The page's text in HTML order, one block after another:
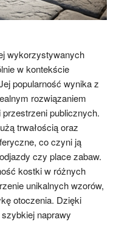
wykorzystywanych
w kontekście
popularność wynika z
rozwiązaniem
publicznych.
trwałością oraz
co czyni ją
czy place zabaw.
kostki w różnych
unikalnych wzorów,
otoczenia. Dzięki
naprawy